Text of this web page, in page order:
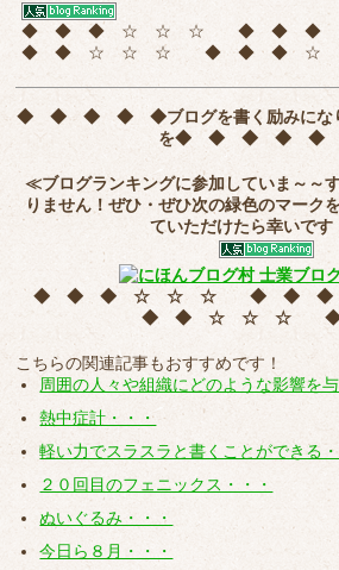
◆ ◆ ◆ ☆ ☆ ☆ ◆ ◆
◆ ◆ ☆ ☆ ☆ ◆ ◆ ◆ ☆
◆ ◆ ◆ ◆ ◆ブログを書く励みに
を◆ ◆ ◆ ◆
≪ブログランキングに参加していま～～
りません！ぜひ・ぜひ次の緑色のマーク
ていただけたら幸いで
◆ ◆ ◆ ☆ ☆ ☆ ◆ ◆
◆ ◆ ☆ ☆ ☆
こちらの関連記事もおすすめです！
周囲の人々や組織にどのような影響を
熱中症計・・・
軽い力でスラスラと書くことができる・
２０回目のフェニックス・・・
ぬいぐるみ・・・
今日ら８月・・・